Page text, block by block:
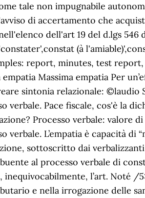
tale non impugnabile
di accertamento che
dell'art 19 del d.lgs
(à
report, minutes, test
Massima empatia Per
sintonia relazionale: ©laudio
verbale. Pace fiscale, cos'è la
Processo verbale: valore
L’empatia è capacità di
sottoscritto dai
al processo verbale di
l’art. Noté /
e nella irrogazione delle